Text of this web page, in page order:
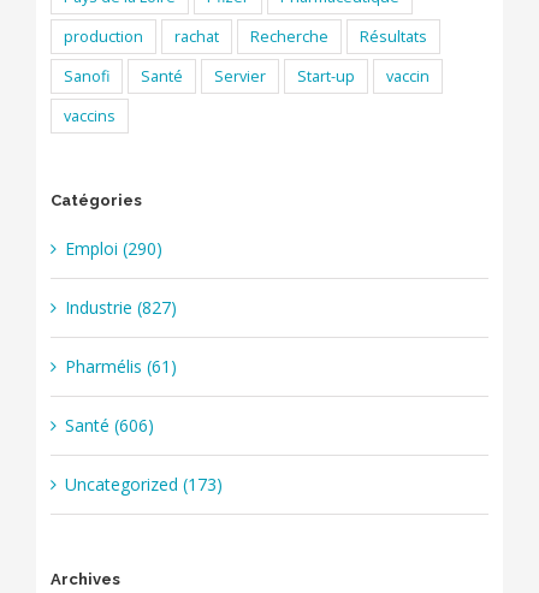
production
rachat Recherche
Résultats
Sanofi
Santé Servier Start-up
vaccin
vaccins
Catégories
Emploi (290)
Industrie (827)
Pharmélis (61)
Santé (606)
Uncategorized (173)
Archives